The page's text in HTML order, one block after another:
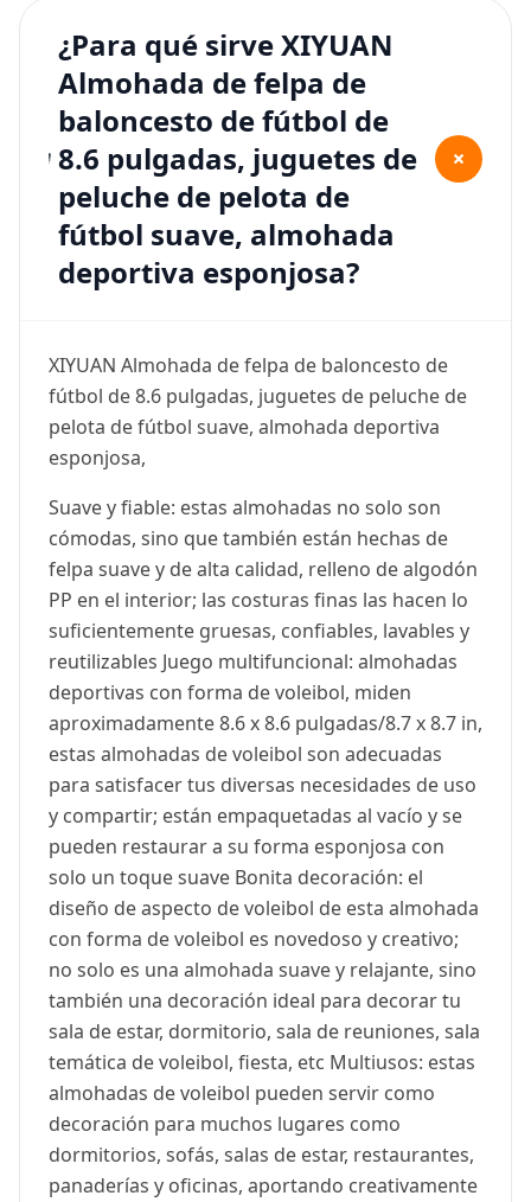
¿Para qué sirve XIYUAN
Almohada de felpa de
baloncesto de fútbol de
8.6 pulgadas, juguetes de
peluche de pelota de
fútbol suave, almohada
deportiva esponjosa?
+
XIYUAN Almohada de felpa de baloncesto de
fútbol de 8.6 pulgadas, juguetes de peluche de
pelota de fútbol suave, almohada deportiva
esponjosa,
Suave y fiable: estas almohadas no solo son
cómodas, sino que también están hechas de
felpa suave y de alta calidad, relleno de algodón
PP en el interior; las costuras finas las hacen lo
suficientemente gruesas, confiables, lavables y
reutilizables Juego multifuncional: almohadas
deportivas con forma de voleibol, miden
aproximadamente 8.6 x 8.6 pulgadas/8.7 x 8.7 in,
estas almohadas de voleibol son adecuadas
para satisfacer tus diversas necesidades de uso
y compartir; están empaquetadas al vacío y se
pueden restaurar a su forma esponjosa con
solo un toque suave Bonita decoración: el
diseño de aspecto de voleibol de esta almohada
con forma de voleibol es novedoso y creativo;
no solo es una almohada suave y relajante, sino
también una decoración ideal para decorar tu
sala de estar, dormitorio, sala de reuniones, sala
temática de voleibol, fiesta, etc Multiusos: estas
almohadas de voleibol pueden servir como
decoración para muchos lugares como
dormitorios, sofás, salas de estar, restaurantes,
panaderías y oficinas, aportando creativamente